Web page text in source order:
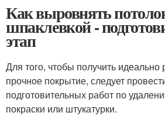
Как выровнять
шпаклевкой -
этап
Для того, чтобы получить идеально
прочное покрытие, следует
подготовительных работ по
покраски или штукатурки.